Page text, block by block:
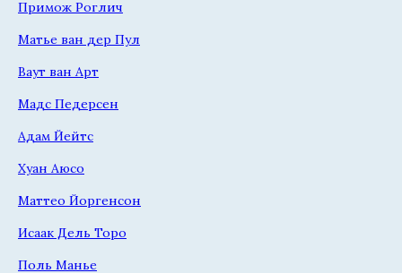
Примож Роглич
Матье ван дер Пул
Ваут ван Арт
Мадс Педерсен
Адам Йейтс
Хуан Аюсо
Маттео Йоргенсон
Исаак Дель Торо
Поль Манье